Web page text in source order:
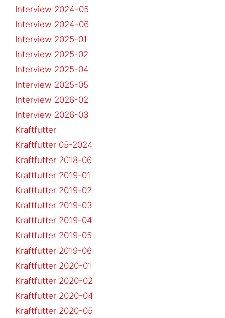
Interview 2024-05
Interview 2024-06
Interview 2025-01
Interview 2025-02
Interview 2025-04
Interview 2025-05
Interview 2026-02
Interview 2026-03
Kraftfutter
Kraftfutter 05-2024
Kraftfutter 2018-06
Kraftfutter 2019-01
Kraftfutter 2019-02
Kraftfutter 2019-03
Kraftfutter 2019-04
Kraftfutter 2019-05
Kraftfutter 2019-06
Kraftfutter 2020-01
Kraftfutter 2020-02
Kraftfutter 2020-04
Kraftfutter 2020-05